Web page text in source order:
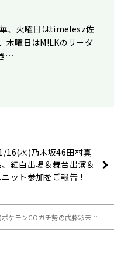
、火曜日はtimelesz佐
木曜日はM!LKのリーダ
…
16(水)乃木坂46田村真
紅白出場＆舞台出演＆
ニット参加をご報告！
GOガチ勢の武藤彩未さんと、吹き飛ばせストレス企画！